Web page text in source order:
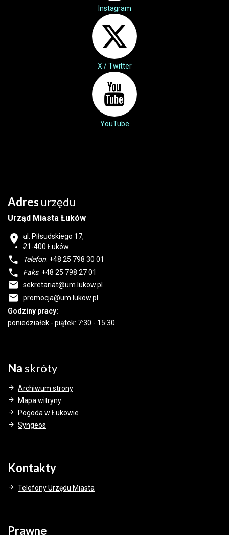
Instagram
X / Twitter
YouTube
Adres urzędu
Urząd Miasta Łuków
ul. Piłsudskiego 17,
21-400 Łuków
Telefon: +48 25 798 30 01
Faks: +48 25 798 27 01
sekretariat@um.lukow.pl
promocja@um.lukow.pl
Godziny pracy:
poniedziałek - piątek: 7:30 - 15:30
Naskróty
Archiwum strony
Mapa witryny
Pogoda w Łukowie
Syngeos
Kontakty
Telefony Urzędu Miasta
Prawne